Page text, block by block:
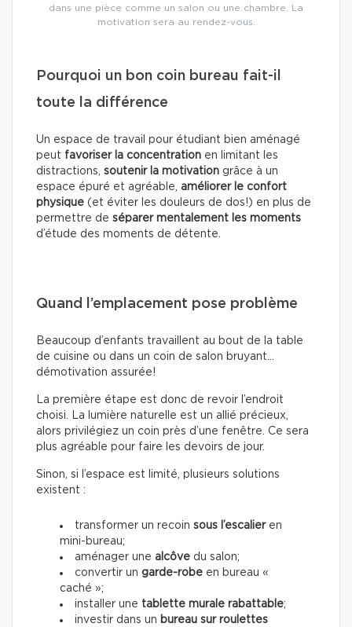
dans une pièce comme un salon ou une chambre. La
motivation sera au rendez-vous.
Pourquoi un bon coin bureau fait-il
toute la différence
Un espace de travail pour étudiant bien aménagé
peut favoriser la concentration en limitant les
distractions, soutenir la motivation grâce à un
espace épuré et agréable, améliorer le confort
physique (et éviter les douleurs de dos!) en plus de
permettre de séparer mentalement les moments
d’étude des moments de détente.
Quand l’emplacement pose problème
Beaucoup d’enfants travaillent au bout de la table
de cuisine ou dans un coin de salon bruyant…
démotivation assurée!
La première étape est donc de revoir l’endroit
choisi. La lumière naturelle est un allié précieux,
alors privilégiez un coin près d’une fenêtre. Ce sera
plus agréable pour faire les devoirs de jour.
Sinon, si l’espace est limité, plusieurs solutions
existent :
transformer un recoin sous l’escalieren
mini-bureau;
aménager une alcôve du salon;
convertir un garde-robe en bureau «
caché »;
installer une tablette murale rabattable;
investir dans un bureau sur roulettes